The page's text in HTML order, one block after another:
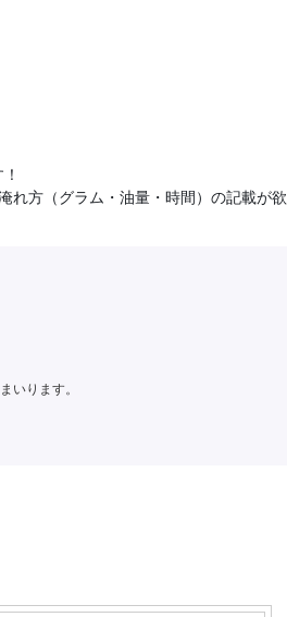
方（グラム・油量・時間）の記載が欲
いります。